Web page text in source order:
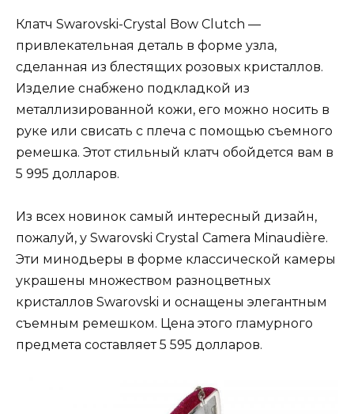
Клатч Swarovski-Crystal Bow Clutch —
привлекательная деталь в форме узла,
сделанная из блестящих розовых кристаллов.
Изделие снабжено подкладкой из
металлизированной кожи, его можно носить в
руке или свисать с плеча с помощью съемного
ремешка. Этот стильный клатч обойдется вам в
5 995 долларов.
Из всех новинок самый интересный дизайн,
пожалуй, у Swarovski Crystal Camera Minaudière.
Эти минодьеры в форме классической камеры
украшены множеством разноцветных
кристаллов Swarovski и оснащены элегантным
съемным ремешком. Цена этого гламурного
предмета составляет 5 595 долларов.